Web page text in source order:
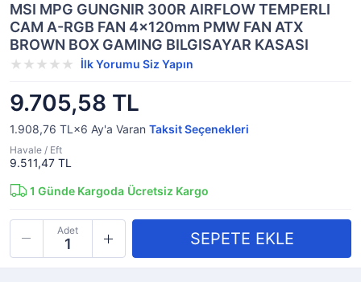
MSI MPG GUNGNIR 300R AIRFLOW TEMPERLI
CAM A-RGB FAN 4x120mm PMW FAN ATX
BROWN BOX GAMING BILGISAYAR KASASI
İlk Yorumu Siz Yapın
9.705,58 TL
1.908,76 TL×6 Ay'a Varan Taksit Seçenekleri
Havale / Eft
9.511,47 TL
1 Günde Kargoda Ücretsiz Kargo
Adet